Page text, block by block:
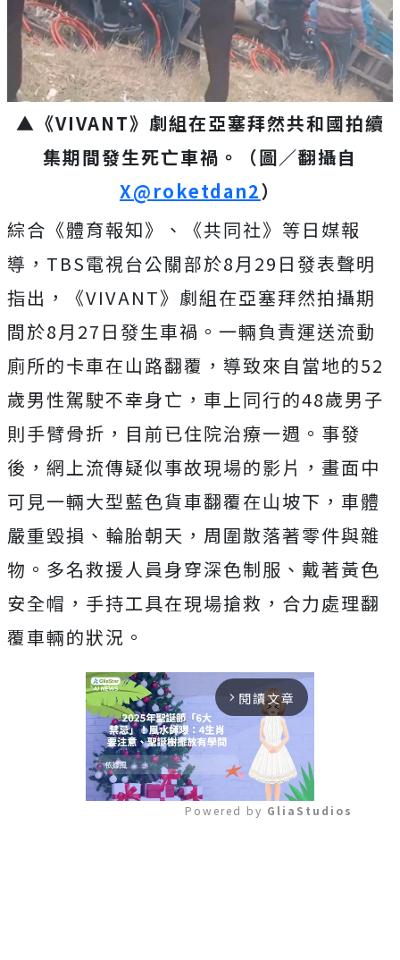
▲《VIVANT》劇組在亞塞拜然共和國拍續
集期間發生死亡車禍。（圖／翻攝自
X@roketdan2）
綜合《體育報知》、
《共同社》等日媒報
導，TBS電視台公關部於8月29日發表聲明
指出，《VIVANT》劇組在亞塞拜然拍攝期
間於8月27日發生車禍。一輛負責運送流動
廁所的卡車在山路翻覆，導致來自當地的52
歲男性駕駛不幸身亡，車上同行的48歲男子
則手臂骨折，目前已住院治療一週。事發
後，網上流傳疑似事故現場的影片，畫面中
可見一輛大型藍色貨車翻覆在山坡下，車體
嚴重毀損、輪胎朝天，周圍散落著零件與雜
物。多名救援人員身穿深色制服、戴著黃色
安全帽，手持工具在現場搶救，合力處理翻
覆車輛的狀況。
arrow_forward_ios 閱讀文章
Powered by GliaStudios